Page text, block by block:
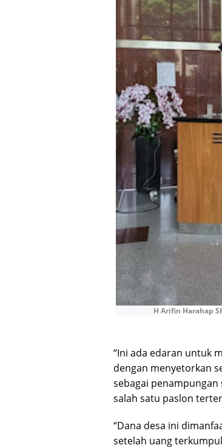
H Arifin Harahap
“Ini ada edaran untuk
dengan menyetorkan
sebagai
salah satu paslon
“Dana desa ini
setelah uang